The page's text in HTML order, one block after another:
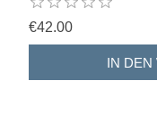
€42.00